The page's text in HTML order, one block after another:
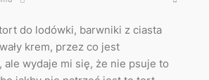
do lodówki, barwniki z ciasta
krem, przez co jest
ale wydaje mi się, że nie psuje to